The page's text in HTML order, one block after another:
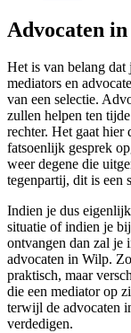
Advocaten
Het is van belang dat
mediators en
van een selectie.
zullen helpen ten
rechter. Het gaat hier
fatsoenlijk gesprek
weer degene die
tegenpartij, dit is een
Indien je dus
situatie of indien je
ontvangen dan zal je
advocaten in Wilp.
praktisch, maar
die een mediator op
terwijl de advocaten
verdedigen.